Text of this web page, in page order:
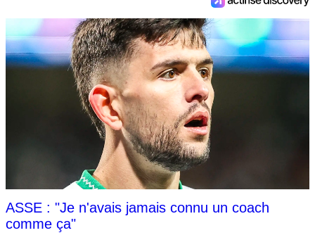
ASSE : "Je n'avais jamais connu un coach
comme ça"